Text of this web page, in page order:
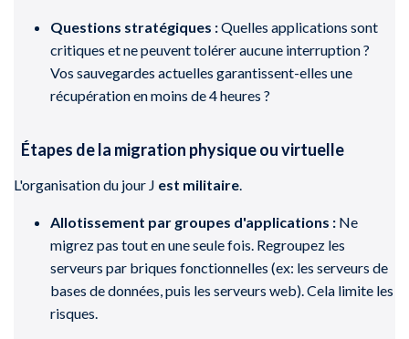
Questions stratégiques :Quelles applications sont
critiques et ne peuvent tolérer aucune interruption ?
Vos sauvegardes actuelles garantissent-elles une
récupération en moins de 4 heures ?
Étapes de la migration physique ou virtuelle
L'organisation du jour J est militaire
Allotissement par groupes d'applications : Ne
migrez pas tout en une seule fois. Regroupez les
serveurs par briques fonctionnelles (ex: les serveurs de
bases de données, puis les serveurs web). Cela limite les
risques.